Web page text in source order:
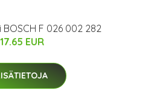
F 026 002 282
17.65 EUR